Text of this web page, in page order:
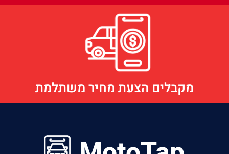
מקבלים הצעת מחיר משתלמת